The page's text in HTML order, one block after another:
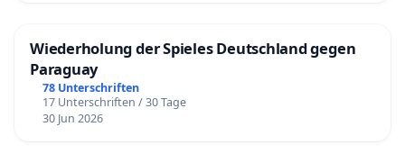
Wiederholung der Spieles Deutschland gegen
Paraguay
78 Unterschriften
17 Unterschriften / 30 Tage
30 Jun 2026